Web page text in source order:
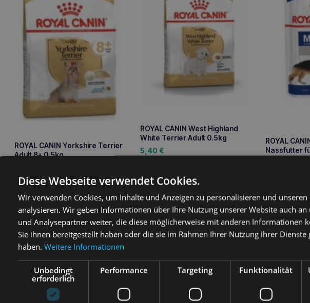
ROYAL CANIN Yorkshire Terrier
Adult 8+ 0.5kg
ROYAL CANIN West Highland
White Terrier Adult 0.5kg
5,40 €
Weiterlesen
ROYAL
Nassfutter
Produktbeschreibung
ROYAL CANIN Mini Adult
ist ein Alleinfutter, das speziell für ausgewachsene Hunde
Gewicht zwischen 1 und 10 kg im Alter zwischen 10 Monaten und 12 Jahren entwickelt
umfassende Gesundheitsvorsorge und liefert wichtige Nährstoffe für eine gesunde
Diese Webseite verwendet Cookies.
Wir verwenden Cookies, um Inhalte und Anzeigen zu personalisieren und
analysieren. Wir geben Informationen über Ihre Nutzung unserer Website auch an
und Analysepartner weiter, die diese möglicherweise mit anderen Informationen
Sie ihnen bereitgestellt haben oder die sie im Rahmen Ihrer Nutzung ihrer Dienste
haben. Weitere Informationen
Unbedingt
erforderlich
Performance Targeting Funktionalität